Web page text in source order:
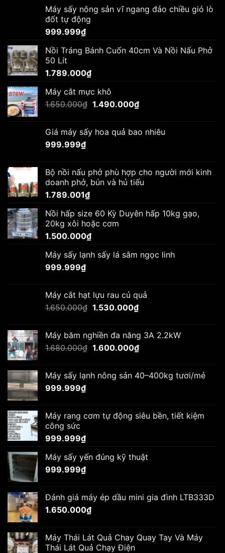
Máy sấy nông sản vĩ ngang đảo chiều gió lò
đốt tự động
999.999₫
Nồi Tráng Bánh Cuốn 40cm Và Nồi Nấu Phở
50 Lít
1.789.000₫
Máy cắt mực khô
1.650.000₫ Giá
1.650.000₫.
1.490.000₫Giá
là:
Giá máy sấy hoa quả bao nhiêu
999.999₫
Bộ nồi nấu phở phù hợp cho người mới kinh
doanh phở, bún và hủ tiếu
1.789.001₫
Nồi hấp size 60 Kỳ Duyên hấp 10kg gạo,
20kg xôi hoặc cơm
1.500.000₫
Máy sấy lạnh sấy lá sâm ngọc linh
999.999₫
Máy cắt hạt lựu rau củ quả
1.650.000₫ Giá
1.650.000₫.
1.530.000₫Giá
là:
1.530.000₫.
Máy băm nghiền đa năng 3A 2.2kW
1.680.000₫ Giá
1.680.000₫.
1.600.000₫Giá
là:
Máy sấy lạnh nông sản 40–400kg tươi/mẻ
999.999₫
Máy rang cơm tự động siêu bền, tiết kiệm
công sức
999.999₫
Máy sấy yến đúng kỹ thuật
999.999₫
Đánh giá máy ép dầu mini gia đình LTB333D
1.650.000₫
Máy Thái Lát Quả Chay Quay Tay Và Máy
Thái Lát Quả Chạy Điện